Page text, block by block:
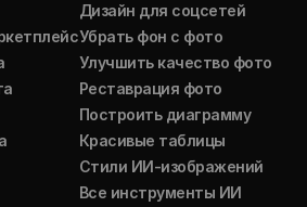
Дизайн для соцсетей
Убрать фон с фото
Улучшить качество фото
Реставрация фото
Построить диаграмму
Красивые таблицы
Стили ИИ-изображений
Все инструменты ИИ